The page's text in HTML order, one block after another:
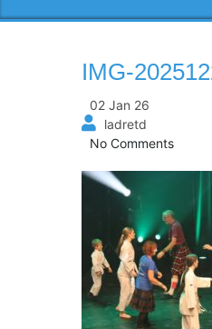
IMG-
02 Jan 26
ladretd
No Comments